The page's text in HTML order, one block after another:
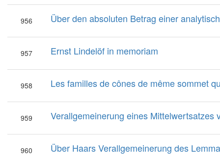
956 Über den absoluten Betrag einer
957 Ernst Lindelöf in memoriam
958 Les familles de cônes de même sommet
959 Verallgemeinerung eines Mittelwertsatzes
960 Über Haars Verallgemeinerung des